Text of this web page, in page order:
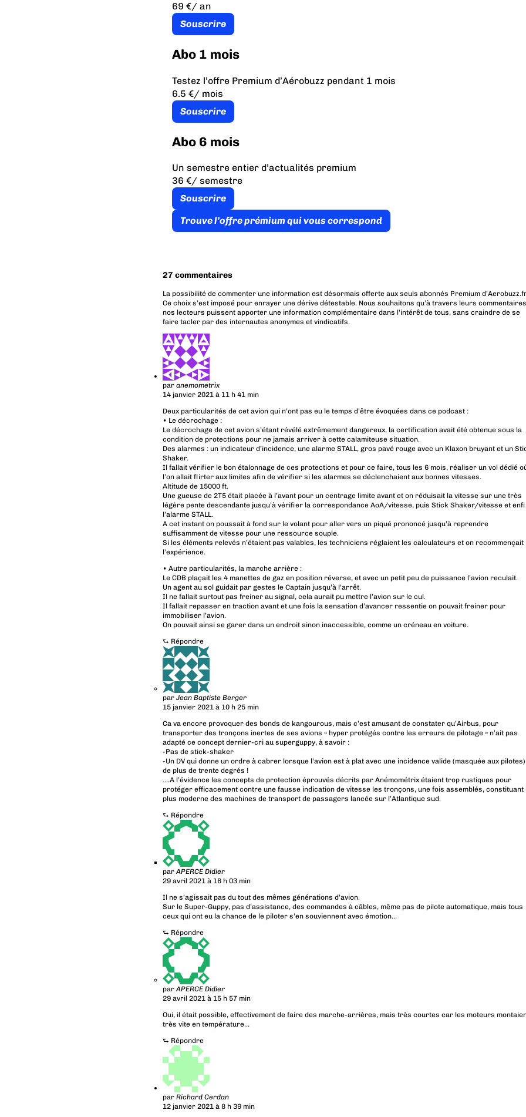
69 €/ an
Souscrire
Abo 1 mois
Testez l’offre Premium d’Aérobuzz pendant 1 mois
6.5 €/ mois
Souscrire
Abo 6 mois
Un semestre entier d’actualités premium
36 €/ semestre
Souscrire
Trouve l’offre prémium qui vous correspond
27 commentaires
La possibilité de commenter une information est désormais offerte aux seuls abonnés Premium
Ce choix s’est imposé pour enrayer une dérive détestable. Nous souhaitons qu’à travers leurs
nos lecteurs puissent apporter une information complémentaire dans l’intérêt de tous, sans craindre de se
faire tacler par des internautes anonymes et vindicatifs.
par anemometrix
14 janvier 2021 à 11 h 41 min
Deux particularités de cet avion qui n’ont pas eu le temps d’être évoquées dans ce podcast :
• Le décrochage :
Le décrochage de cet avion s’étant révélé extrêmement dangereux, la certification avait été obtenue sous la
condition de protections pour ne jamais arriver à cette calamiteuse situation.
Des alarmes : un indicateur d’incidence, une alarme STALL, gros pavé rouge avec un Klaxon bruyant et un
Shaker.
Il fallait vérifier le bon étalonnage de ces protections et pour ce faire, tous les 6 mois, réaliser un vol dédié
l’on allait flirter aux limites afin de vérifier si les alarmes se déclenchaient aux bonnes vitesses.
Altitude de 15000 ft.
Une gueuse de 2T5 était placée à l’avant pour un centrage limite avant et on réduisait la vitesse sur une très
légère pente descendante jusqu’à vérifier la correspondance AoA/vitesse, puis Stick Shaker/vitesse et
l’alarme STALL.
A cet instant on poussait à fond sur le volant pour aller vers un piqué prononcé jusqu’à reprendre
suffisamment de vitesse pour une ressource souple.
Si les éléments relevés n’étaient pas valables, les techniciens réglaient les calculateurs et on recommençait
l’expérience.
• Autre particularités, la marche arrière :
Le CDB plaçait les 4 manettes de gaz en position réverse, et avec un petit peu de puissance l’avion reculait.
Un agent au sol guidait par gestes le Captain jusqu’à l’arrêt.
Il ne fallait surtout pas freiner au signal, cela aurait pu mettre l’avion sur le cul.
Il fallait repasser en traction avant et une fois la sensation d’avancer ressentie on pouvait freiner pour
immobiliser l’avion.
On pouvait ainsi se garer dans un endroit sinon inaccessible, comme un créneau en voiture.
⮑ Répondre
par Jean Baptiste Berger
15 janvier 2021 à 10 h 25 min
Ca va encore provoquer des bonds de kangourous, mais c’est amusant de constater qu’Airbus, pour
transporter des tronçons inertes de ses avions « hyper protégés contre les erreurs de pilotage » n’ait pas
adapté ce concept dernier-cri au superguppy, à savoir :
-Pas de stick-shaker
-Un DV qui donne un ordre à cabrer lorsque l’avion est à plat avec une incidence valide (masquée aux pilotes)
de plus de trente degrés !
….A l’évidence les concepts de protection éprouvés décrits par Anémométrix étaient trop rustiques pour
protéger efficacement contre une fausse indication de vitesse les tronçons, une fois assemblés, constituant
plus moderne des machines de transport de passagers lancée sur l’Atlantique sud.
⮑ Répondre
parAPERCE Didier
29 avril 2021 à 16 h 03 min
Il ne s’agissait pas du tout des mêmes générations d’avion.
Sur le Super-Guppy, pas d’assistance, des commandes à câbles, même pas de pilote automatique, mais tous
ceux qui ont eu la chance de le piloter s’en souviennent avec émotion…
⮑ Répondre
parAPERCE Didier
29 avril 2021 à 15 h 57 min
Oui, il était possible, effectivement de faire des marche-arrières, mais très courtes car les moteurs
très vite en température…
⮑ Répondre
par Richard Cerdan
12 janvier 2021 à 8 h 39 min